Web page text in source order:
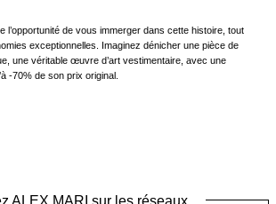
l’opportunité de vous immerger dans cette histoire, tout
exceptionnelles. Imaginez dénicher une pièce de
une véritable œuvre d’art vestimentaire, avec une
-70% de son prix original.
ALEX MARI sur les réseaux